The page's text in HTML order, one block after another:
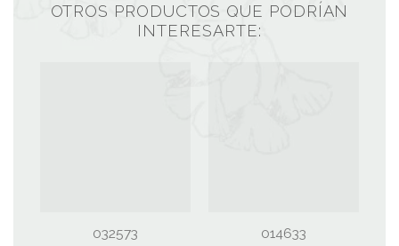
OTROS PRODUCTOS QUE PODRÍAN
INTERESARTE:
032573
014633